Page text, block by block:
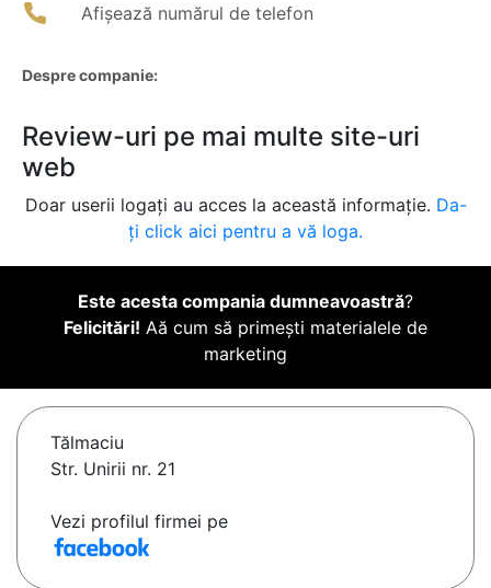
Afișează numărul de telefon
Despre companie:
Review-uri pe mai multe site-uri
web
Doar userii logați au acces la această informație. Da-
ți click aici pentru a vă loga.
Este acesta compania dumneavoastră?
Felicitări! Aă cum să primești materialele de
marketing
Tălmaciu
Str. Unirii nr. 21
Vezi profilul firmei pe